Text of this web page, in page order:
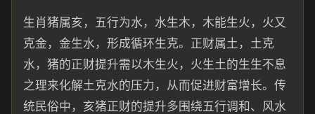
生肖猪属亥，五行为水，水生木，木能生火，火又
克金，金生水，形成循环生克。正财属土，土克
水，猪的正财提升需以木生火，火生土的生生不息
之理来化解土克水的压力，从而促进财富增长。传
统民俗中，亥猪正财的提升多围绕五行调和、风水